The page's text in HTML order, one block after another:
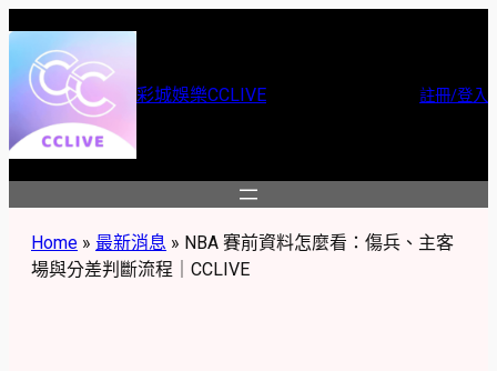
至
容
彩城娛樂CCLIVE 註冊/登入
Home » 最新消息 » NBA 賽前資料怎麼看：傷兵、主客
場與分差判斷流程｜CCLIVE